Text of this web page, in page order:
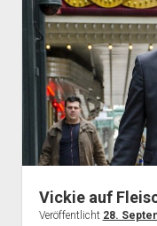
Vickie auf
Veröffentlicht 28.